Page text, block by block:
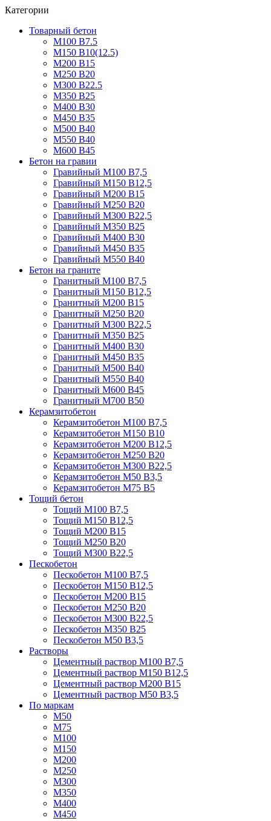
Категории
Товарный бетон
М100 В7.5
М150 В10(12.5)
М200 В15
М250 В20
М300 В22.5
М350 В25
М400 В30
М450 В35
М500 В40
М550 В40
М600 В45
Бетон на гравии
Гравийный М100 В7,5
Гравийный М150 В12,5
Гравийный М200 В15
Гравийный М250 В20
Гравийный М300 В22,5
Гравийный М350 В25
Гравийный М400 В30
Гравийный М450 В35
Гравийный М550 В40
Бетон на граните
Гранитный М100 В7,5
Гранитный М150 В12,5
Гранитный М200 В15
Гранитный М250 В20
Гранитный М300 В22,5
Гранитный М350 В25
Гранитный М400 В30
Гранитный М450 В35
Гранитный М500 В40
Гранитный М550 В40
Гранитный М600 В45
Гранитный М700 В50
Керамзитобетон
Керамзитобетон М100 В7,5
Керамзитобетон М150 В10
Керамзитобетон М200 В12,5
Керамзитобетон М250 В20
Керамзитобетон М300 В22,5
Керамзитобетон М50 В3,5
Керамзитобетон М75 В5
Тощий бетон
Тощий М100 В7,5
Тощий М150 В12,5
Тощий М200 В15
Тощий М250 В20
Тощий М300 В22,5
Пескобетон
Пескобетон М100 В7,5
Пескобетон М150 В12,5
Пескобетон М200 В15
Пескобетон М250 В20
Пескобетон М300 В22,5
Пескобетон М350 В25
Пескобетон М50 В3,5
Растворы
Цементный раствор М100 В7,5
Цементный раствор М150 В12,5
Цементный раствор М200 В15
Цементный раствор М50 В3,5
По маркам
М50
М75
М100
М150
М200
М250
М300
М350
М400
М450